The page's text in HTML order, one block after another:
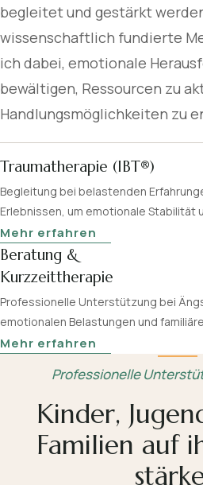
begleitet und gestärkt
wissenschaftlich fundierte
ich dabei, emotionale
bewältigen, Ressourcen zu
Handlungsmöglichkeiten zu
Traumatherapie (IBT®)
Begleitung bei belastenden
Erlebnissen, um emotionale Stabilität
Mehr erfahren
Beratung &
Kurzzeittherapie
Professionelle Unterstützung bei
emotionalen Belastungen und
Mehr erfahren
Professionelle
Kinder,
Familien auf